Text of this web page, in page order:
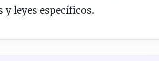
y leyes específicos.